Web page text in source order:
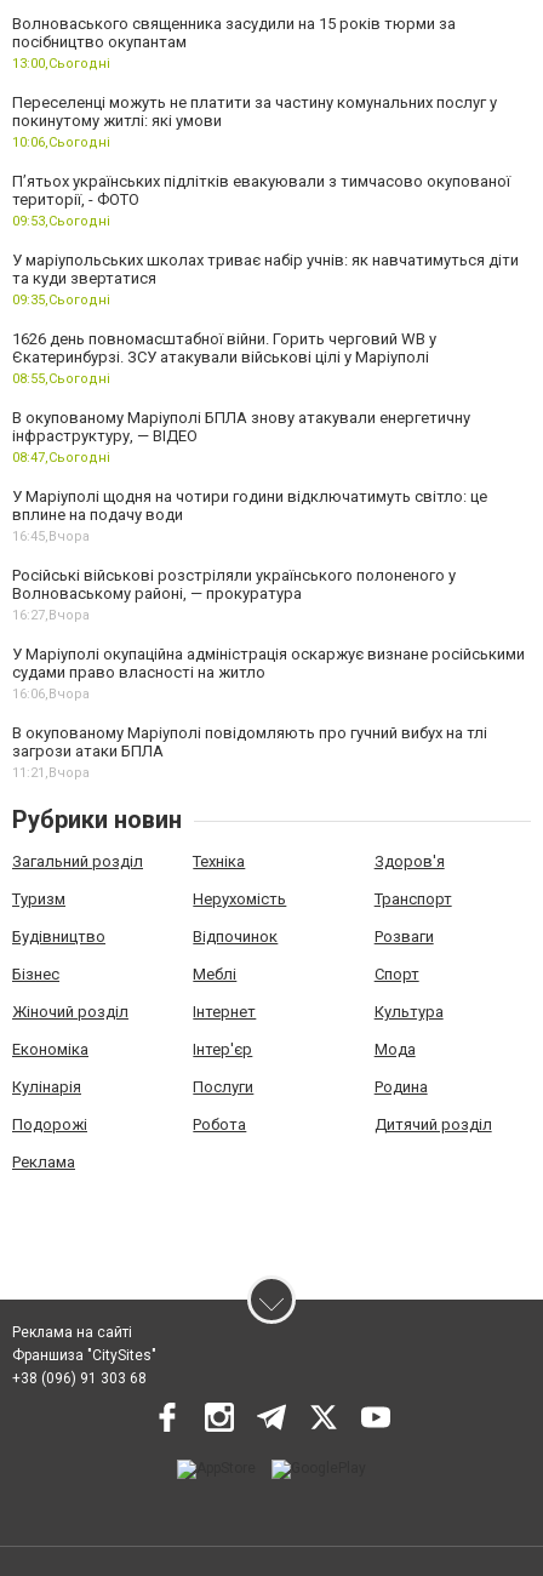
Волноваського священника засудили на 15 років тюрми за
посібництво окупантам
13:00,Сьогодні
Переселенці можуть не платити за частину комунальних послуг у
покинутому житлі: які умови
10:06,Сьогодні
П’ятьох українських підлітків евакуювали з тимчасово окупованої
території, - ФОТО
09:53,Сьогодні
У маріупольських школах триває набір учнів: як навчатимуться діти
та куди звертатися
09:35,Сьогодні
1626 день повномасштабної війни. Горить черговий WB у
Єкатеринбурзі. ЗСУ атакували військові цілі у Маріуполі
08:55,Сьогодні
В окупованому Маріуполі БПЛА знову атакували енергетичну
інфраструктуру, — ВІДЕО
08:47,Сьогодні
У Маріуполі щодня на чотири години відключатимуть світло: це
вплине на подачу води
16:45,Вчора
Російські військові розстріляли українського полоненого у
Волноваському районі, — прокуратура
16:27,Вчора
У Маріуполі окупаційна адміністрація оскаржує визнане російськими
судами право власності на житло
16:06,Вчора
В окупованому Маріуполі повідомляють про гучний вибух на тлі
загрози атаки БПЛА
11:21,Вчора
Рубрики новин
Загальний розділ Техніка Здоров'я
Туризм Нерухомість Транспорт
Будівництво Відпочинок Розваги
Бізнес Меблі Спорт
Жіночий розділ Інтернет Культура
Економіка Інтер'єр Мода
Кулінарія Послуги Родина
Подорожі Робота Дитячий розділ
Реклама
Реклама на сайті
Франшиза "CitySites"
+38 (096) 91 303 68